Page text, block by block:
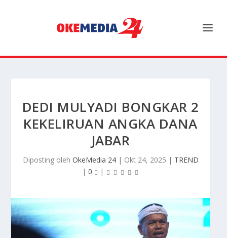
DEDI MULYADI BONGKAR 2
KEKELIRUAN ANGKA DANA
JABAR
Diposting oleh OkeMedia 24| Okt 24, 2025 | TREND
| 0 |